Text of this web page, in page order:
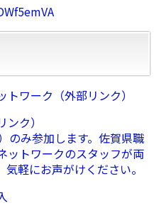
ワーク（外部リンク）
ク）
のみ参加します。佐賀県職
ットワークのスタッフが両
軽にお声がけください。